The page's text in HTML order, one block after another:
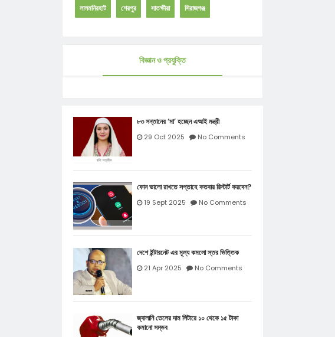
লালমনিরহাট শেরপুর সাতক্ষীরা সিরাজগঞ্জ
বিজ্ঞান ও প্রযুক্তি
৮৩ সন্তানের ‘মা’ হচ্ছেন এআই মন্ত্রী
29 Oct 2025 No Comments
ফোন ভালো রাখতে সপ্তাহে কতবার রিস্টার্ট করবেন?
19 Sept 2025 No Comments
দেশে ইন্টারনেট এর মূল্য কমলো স্তর ভিত্তিক
21 Apr 2025 No Comments
জ্বালানি তেলের দাম লিটারে ১০ থেকে ১৫ টাকা
কমানো সম্ভব